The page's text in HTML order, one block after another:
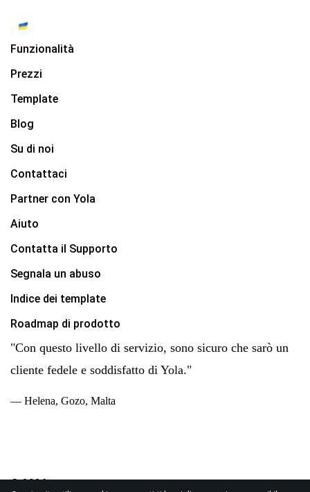
Funzionalità
Prezzi
Template
Blog
Su di noi
Contattaci
Partner con Yola
Aiuto
Contatta il Supporto
Segnala un abuso
Indice dei template
Roadmap di prodotto
"Con questo livello di servizio, sono sicuro che sarò un
cliente fedele e soddisfatto di Yola."
— Helena, Gozo, Malta
© 2026